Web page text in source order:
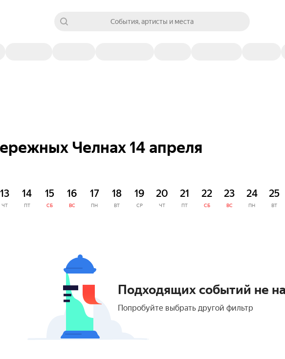
События, артисты и места
Челнах 14 апреля
13
ЧТ
14
ПТ
15
СБ
16
ВС
17
ПН
18
ВТ
19
СР
20
ЧТ
21
ПТ
22
СБ
23
ВС
24
ПН
25
ВТ
Подходящих событий не
Попробуйте выбрать другой фильтр